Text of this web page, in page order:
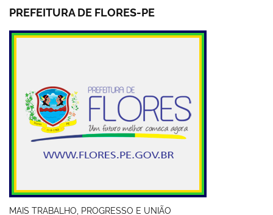
PREFEITURA DE FLORES-PE
MAIS TRABALHO, PROGRESSO E UNIÃO